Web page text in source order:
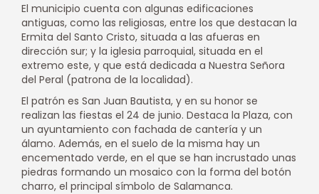
El municipio cuenta con algunas edificaciones
antiguas, como las religiosas, entre los que destacan la
Ermita del Santo Cristo, situada a las afueras en
dirección sur; y la iglesia parroquial, situada en el
extremo este, y que está dedicada a Nuestra Señora
del Peral (patrona de la localidad).
El patrón es San Juan Bautista, y en su honor se
realizan las fiestas el 24 de junio. Destaca la Plaza, con
un ayuntamiento con fachada de cantería y un
álamo. Además, en el suelo de la misma hay un
encementado verde, en el que se han incrustado unas
piedras formando un mosaico con la forma del botón
charro, el principal símbolo de Salamanca.